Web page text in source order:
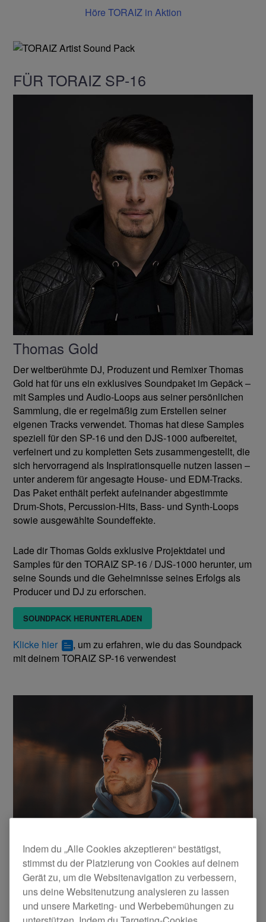
Höre TORAIZ in Aktion
FÜR TORAIZ SP-16
Thomas Gold
Der weltberühmte DJ, Produzent und Remixer Thomas
Gold hat für uns ein exklusives Soundpaket im Gepäck –
mit Samples und Audio-Loops aus seiner persönlichen
Sammlung, die er regelmäßig zum Erstellen seiner
eigenen Tracks verwendet. Thomas hat diese Samples
speziell für den SP-16 und den DJS-1000 aufbereitet,
verfeinert und zu kompletten Sets zusammengestellt, die
sich hervorragend als Inspirationsquelle nutzen lassen –
unter anderem für angesagte House- und EDM-Tracks.
Das Paket enthält perfekt aufeinander abgestimmte
Drum-Shots, Percussion-Hits, Bass- und Synth-Loops
sowie ausgewählte Soundeffekte.
Lade dir Thomas Golds exklusive Projektdatei und
Samples für den TORAIZ SP-16 / DJS-1000 herunter, um
seine Sounds und die Geheimnisse seines Erfolgs als
Producer und DJ zu erforschen.
SOUNDPACK HERUNTERLADEN
Klicke hier
, um zu erfahren, wie du das Soundpack
mit deinem TORAIZ SP-16 verwendest
Indem du „Alle Cookies akzeptieren“ bestätigst,
stimmst du der Platzierung von Cookies auf deinem
Gerät zu, um die Websitenavigation zu verbessern,
uns deine Websitenutzung analysieren zu lassen
und unsere Marketing- und Werbebemühungen zu